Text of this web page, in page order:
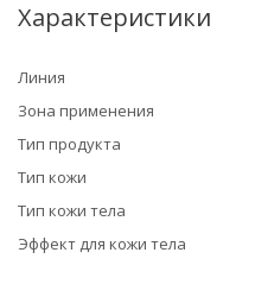
Характеристики
Линия
Зона применения
Тип продукта
Тип кожи
Тип кожи тела
Эффект для кожи тела